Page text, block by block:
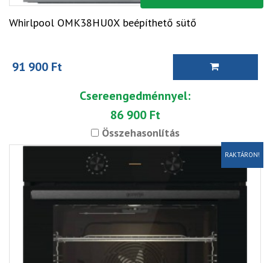
Whirlpool OMK38HU0X beépíthető sütő
91 900 Ft
Csereengedménnyel:
86 900 Ft
Összehasonlítás
RAKTÁRON!